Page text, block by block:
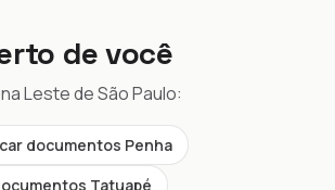
de você
Leste de São Paulo:
documentos Penha
Tatuapé